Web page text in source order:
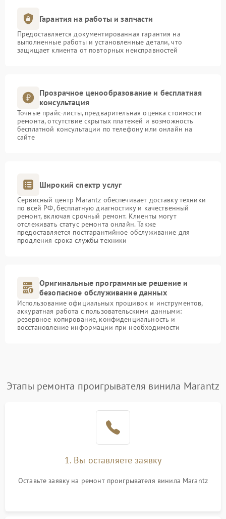
Гарантия на работы и запчасти
Предоставляется документированная гарантия на
выполненные работы и установленные детали, что
защищает клиента от повторных неисправностей
Прозрачное ценообразование и бесплатная
консультация
Точные прайс-листы, предварительная оценка стоимости
ремонта, отсутствие скрытых платежей и возможность
бесплатной консультации по телефону или онлайн на
сайте
Широкий спектр услуг
Сервисный центр Marantz обеспечивает доставку техники
по всей РФ, бесплатную диагностику и качественный
ремонт, включая срочный ремонт. Клиенты могут
отслеживать статус ремонта онлайн. Также
предоставляется постгарантийное обслуживание для
продления срока службы техники
Оригинальные программные решение и
безопасное обслуживание данных
Использование официальных прошивок и инструментов,
аккуратная работа с пользовательскими данными:
резервное копирование, конфиденциальность и
восстановление информации при необходимости
Этапы ремонта проигрывателя винила Marantz
1. Вы оставляете заявку
Оставьте заявку на ремонт проигрывателя винила Marantz